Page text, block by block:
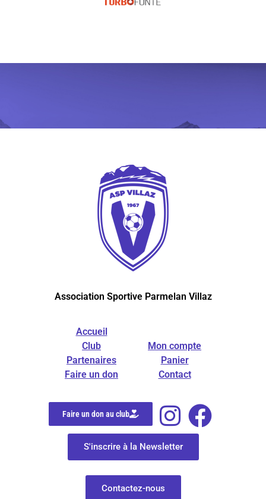
Association Sportive Parmelan Villaz
Accueil
Club
Partenaires
Faire un don
Mon compte
Panier
Contact
Faire un don au club
S'inscrire à la Newsletter
Contactez-nous